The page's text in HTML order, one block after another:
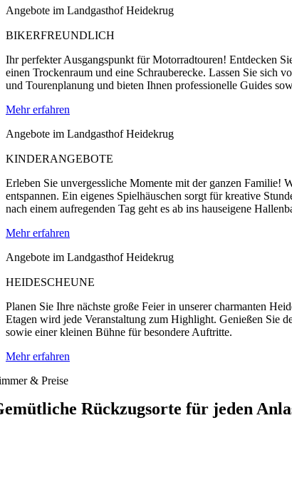
Angebote im Landgasthof Heidekrug
BIKERFREUNDLICH
Ihr perfekter Ausgangspunkt für Motorradtouren! Entdecken
einen Trockenraum und eine Schrauberecke. Lassen Sie sich
und Tourenplanung und bieten Ihnen professionelle Guides
Mehr erfahren
Angebote im Landgasthof Heidekrug
KINDERANGEBOTE
Erleben Sie unvergessliche Momente mit der ganzen Familie!
entspannen. Ein eigenes Spielhäuschen sorgt für kreative
nach einem aufregenden Tag geht es ab ins hauseigene
Mehr erfahren
Angebote im Landgasthof Heidekrug
HEIDESCHEUNE
Planen Sie Ihre nächste große Feier in unserer charmanten
Etagen wird jede Veranstaltung zum Highlight. Genießen Sie
sowie einer kleinen Bühne für besondere Auftritte.
Mehr erfahren
& Preise
Rückzugsorte für jeden